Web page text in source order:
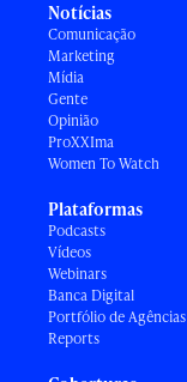
Notícias
Comunicação
Marketing
Mídia
Gente
Opinião
ProXXIma
Women To Watch
Plataformas
Podcasts
Vídeos
Webinars
Banca Digital
Portfólio de Agências
Reports